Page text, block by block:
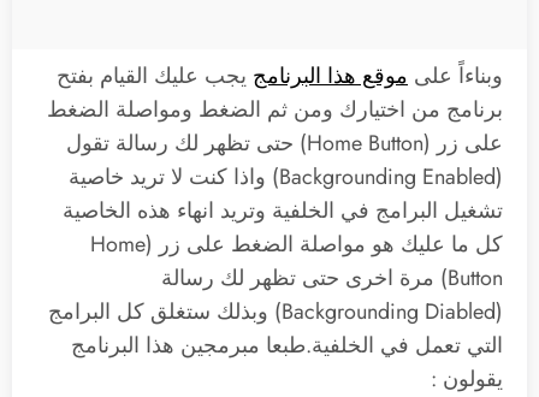
وبناءاً على موقع هذا البرنامج يجب عليك القيام بفتح
برنامج من اختيارك ومن ثم الضغط ومواصلة الضغط
على زر (Home Button) حتى تظهر لك رسالة تقول
(Backgrounding Enabled) واذا كنت لا تريد خاصية
تشغيل البرامج في الخلفية وتريد انهاء هذه الخاصية
كل ما عليك هو مواصلة الضغط على زر (Home
Button) مرة اخرى حتى تظهر لك رسالة
(Backgrounding Diabled) وبذلك ستغلق كل البرامج
التي تعمل في الخلفية.طبعا مبرمجين هذا البرنامج
يقولون :